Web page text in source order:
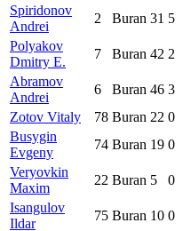
Spiridonov
Andrei
2 Buran 31 5
Polyakov
Dmitry E.
7 Buran 42 2
Abramov
Andrei
6 Buran 46 3
Zotov Vitaly
78 Buran 22 0
Busygin
Evgeny
74 Buran 19 0
Veryovkin
Maxim
22 Buran 5 0
Isangulov
Ildar
75 Buran 10 0